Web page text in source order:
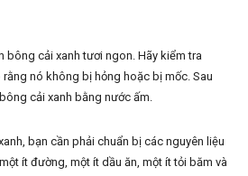
bông cải xanh tươi ngon. Hãy kiểm tra
nó không bị hỏng hoặc bị mốc. Sau
cải xanh bằng nước ấm.
bạn cần phải chuẩn bị các nguyên liệu
ít đường, một ít dầu ăn, một ít tỏi băm và